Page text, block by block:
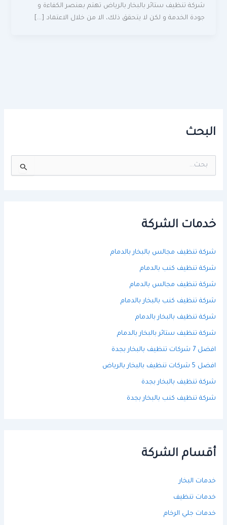
شركة تنظيف ستائر بالبخار بالرياض تهتم بعنصر الكفاءة و
جودة الخدمة و لكن لا يتحقق ذلك، الا من خلال الاعتماد […]
البحث
ن
خدمات الشركة
شركة تنظيف مجالس بالبخار بالدمام
شركة تنظيف كنب بالدمام
شركة تنظيف مجالس بالدمام
شركة تنظيف كنب بالبخار بالدمام
شركة تنظيف بالبخار بالدمام
شركة تنظيف ستائر بالبخار بالدمام
افضل 7 شركات تنظيف بالبخار بجدة
افضل 5 شركات تنظيف بالبخار بالرياض
شركة تنظيف بالبخار بجدة
شركة تنظيف كنب بالبخار بجدة
أقسام الشركة
خدمات البخار
خدمات تنظيف
خدمات جلي الرخام